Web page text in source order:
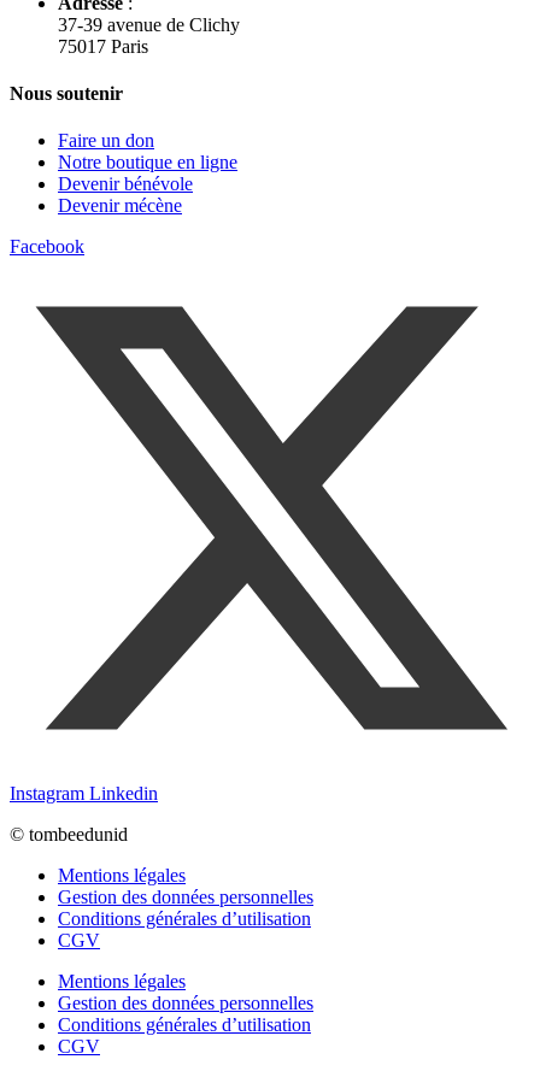
37-39 avenue de Clichy
75017 Paris
Nous soutenir
Faire un don
Notre boutique en ligne
Devenir bénévole
Devenir mécène
Facebook
Instagram Linkedin
© tombeedunid
Mentions légales
Gestion des données personnelles
Conditions générales d’utilisation
CGV
Mentions légales
Gestion des données personnelles
Conditions générales d’utilisation
CGV